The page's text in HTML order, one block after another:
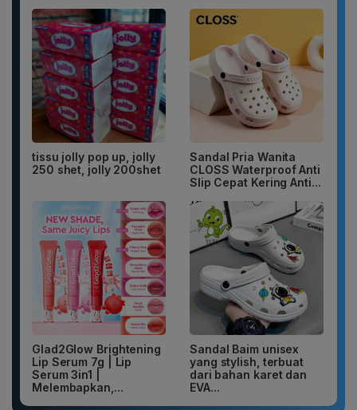
tissu jolly pop up, jolly
250 shet, jolly 200shet
Sandal Pria Wanita
CLOSS Waterproof Anti
Slip Cepat Kering Anti...
Glad2Glow Brightening
Lip Serum 7g | Lip
Serum 3in1 |
Melembapkan,...
Sandal Baim unisex
yang stylish, terbuat
dari bahan karet dan
EVA...